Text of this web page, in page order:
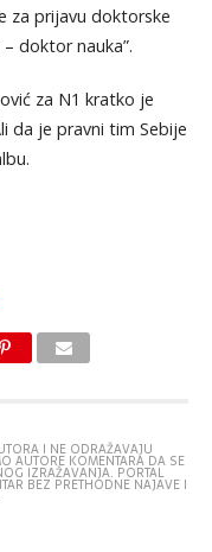
za prijavu doktorske
doktor nauka”.
za N1 kratko je
da je pravni tim Sebije
I NE ODRAŽAVAJU
AUTORE KOMENTARA DA SE
IZRAŽAVANJA. PORTAL
BEZ PRETHODNE NAJAVE I